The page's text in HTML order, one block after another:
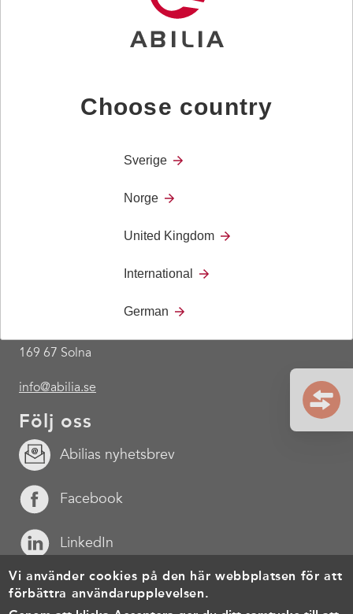
169 67 Solna
info@abilia.se
Följ oss
Abilias nyhetsbrev
Facebook
LinkedIn
YouTube
Choose country
Sverige
Norge
United Kingdom
International
German
Vi använder cookies på den här webbplatsen för att
förbättra användarupplevelsen.